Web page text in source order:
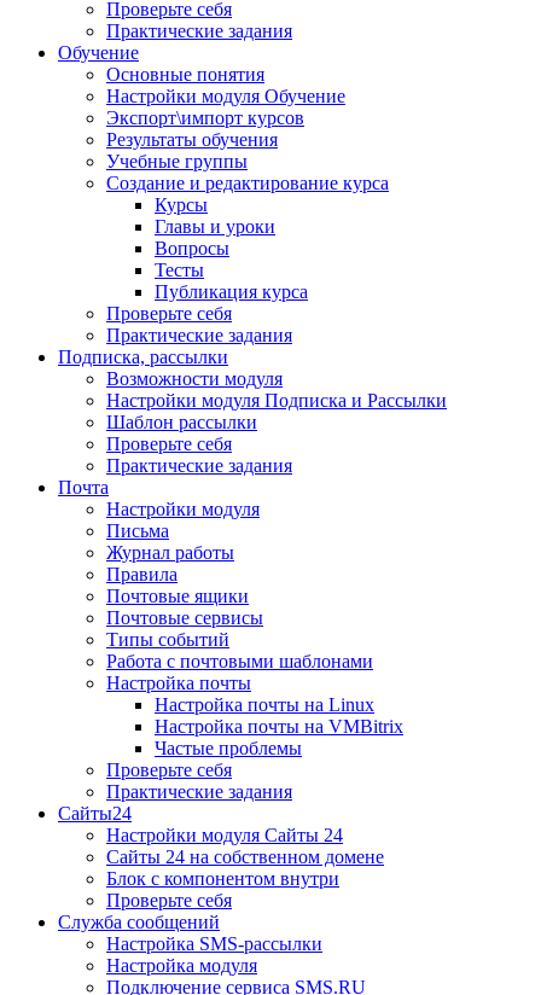
Проверьте себя
Практические задания
Обучение
Основные понятия
Настройки модуля Обучение
Экспорт\импорт курсов
Результаты обучения
Учебные группы
Создание и редактирование курса
Курсы
Главы и уроки
Вопросы
Тесты
Публикация курса
Проверьте себя
Практические задания
Подписка, рассылки
Возможности модуля
Настройки модуля Подписка и Рассылки
Шаблон рассылки
Проверьте себя
Практические задания
Почта
Настройки модуля
Письма
Журнал работы
Правила
Почтовые ящики
Почтовые сервисы
Типы событий
Работа с почтовыми шаблонами
Настройка почты
Настройка почты на Linux
Настройка почты на VMBitrix
Частые проблемы
Проверьте себя
Практические задания
Сайты24
Настройки модуля Сайты 24
Сайты 24 на собственном домене
Блок с компонентом внутри
Проверьте себя
Служба сообщений
Настройка SMS-рассылки
Настройка модуля
Подключение сервиса SMS.RU